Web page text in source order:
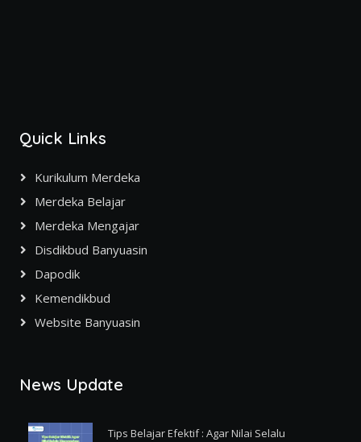
Quick Links
Kurikulum Merdeka
Merdeka Belajar
Merdeka Mengajar
Disdikbud Banyuasin
Dapodik
Kemendikbud
Website Banyuasin
News Update
Tips Belajar Efektif : Agar Nilai Selalu